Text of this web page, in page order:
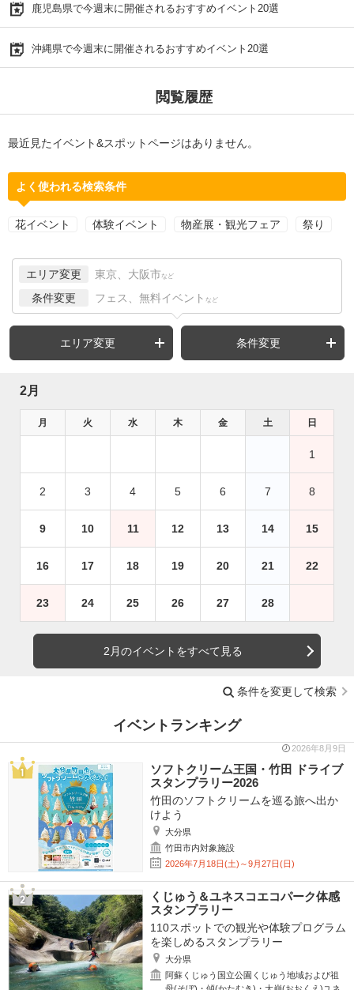
鹿児島県で今週末に開催されるおすすめイベント20選
沖縄県で今週末に開催されるおすすめイベント20選
閲覧履歴
最近見たイベント&スポットページはありません。
よく使われる検索条件
花イベント 体験イベント 物産展・観光フェア 祭り
エリア変更 東京、大阪市 など
条件変更 フェス、無料イベント など
エリア変更 条件変更
2月
月 火 水 木 金 土 日
1
2 3 4 5 6 7 8
9 10 11 12 13 14 15
16 17 18 19 20 21 22
23 24 25 26 27 28
2月のイベントをすべて見る
条件を変更して検索
イベントランキング
2026年8月9日
ソフトクリーム王国・竹田 ドライブ
スタンプラリー2026
竹田のソフトクリームを巡る旅へ出か
けよう
大分県
竹田市内対象施設
2026年7月18日(土)～9月27日(日)
くじゅう＆ユネスコエコパーク体感
スタンプラリー
110スポットでの観光や体験プログラム
を楽しめるスタンプラリー
大分県
阿蘇くじゅう国立公園くじゅう地域および祖